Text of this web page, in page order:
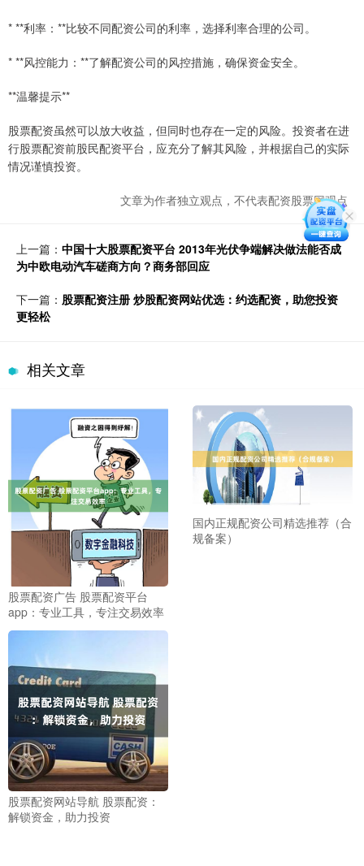
* **利率：**比较不同配资公司的利率，选择利率合理的公司。
* **风控能力：**了解配资公司的风控措施，确保资金安全。
**温馨提示**
股票配资虽然可以放大收益，但同时也存在一定的风险。投资者在进
行股票配资前股民配资平台，应充分了解其风险，并根据自己的实际
情况谨慎投资。
文章为作者独立观点，不代表配资股票网观点
上一篇： 中国十大股票配资平台 2013年光伏争端解决做法能否成
为中欧电动汽车磋商方向？商务部回应
下一篇： 股票配资注册 炒股配资网站优选：约选配资，助您投资
更轻松
相关文章
股票配资广告 股票配资平台
app：专业工具，专注交易效率
国内正规配资公司精选推荐（合
规备案）
股票配资网站导航 股票配资：
解锁资金，助力投资